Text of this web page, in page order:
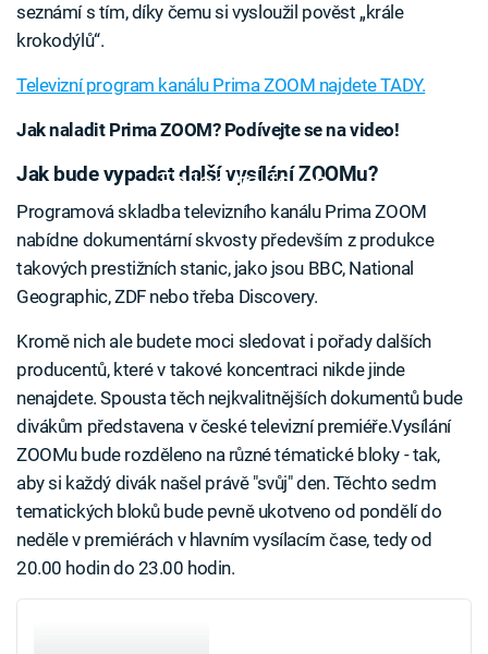
seznámí s tím, díky čemu si vysloužil pověst „krále
krokodýlů“.
Televizní program kanálu Prima ZOOM najdete TADY.
Jak naladit Prima ZOOM? Podívejte se na video!
Failed to fetch
Jak bude vypadat další vysílání ZOOMu?
Programová skladba televizního kanálu Prima ZOOM
nabídne dokumentární skvosty především z produkce
takových prestižních stanic, jako jsou BBC, National
Geographic, ZDF nebo třeba Discovery.
Kromě nich ale budete moci sledovat i pořady dalších
producentů, které v takové koncentraci nikde jinde
nenajdete. Spousta těch nejkvalitnějších dokumentů bude
divákům představena v české televizní premiéře.Vysílání
ZOOMu bude rozděleno na různé tématické bloky - tak,
aby si každý divák našel právě "svůj" den. Těchto sedm
tematických bloků bude pevně ukotveno od pondělí do
neděle v premiérách v hlavním vysílacím čase, tedy od
20.00 hodin do 23.00 hodin.